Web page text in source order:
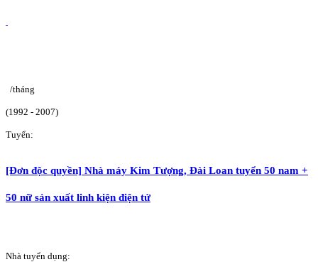
/tháng
(1992 - 2007)
Tuyển:
[Đơn độc quyền] Nhà máy Kim Tượng, Đài Loan tuyển 50 nam +
50 nữ sản xuất linh kiện điện tử
Nhà tuyển dụng: